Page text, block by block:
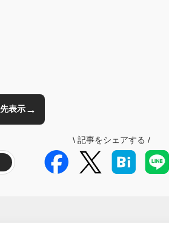
表示→
\ 記事をシェアする /